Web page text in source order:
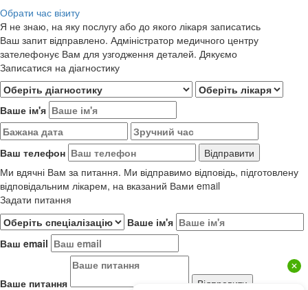
Обрати час візиту
Я не знаю, на яку послугу або до якого лікаря записатись
Ваш запит відправлено. Адміністратор медичного центру
зателефонує Вам для узгодження деталей. Дякуємо
Записатися на діагностику
Ваше ім'я
Ваш телефон
Ми вдячні Вам за питання. Ми відправимо відповідь, підготовлену
відповідальним лікарем, на вказаний Вами email
Задати питання
Ваше ім'я
Ваш email
Ваше питання